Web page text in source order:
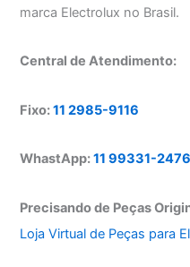
marca Electrolux no Brasil.
Central de Atendimento:
Fixo:11 2985-9116
WhastApp:11 99331-2476
Precisando de Peças
Loja Virtual de Peças para